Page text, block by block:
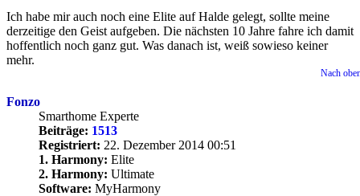
Ich habe mir auch noch eine Elite auf Halde gelegt, sollte meine
derzeitige den Geist aufgeben. Die nächsten 10 Jahre fahre ich damit
hoffentlich noch ganz gut. Was danach ist, weiß sowieso keiner
mehr.
Nach
Fonzo
Smarthome Experte
Beiträge: 1513
Registriert: 22. Dezember 2014 00:51
1. Harmony: Elite
2. Harmony: Ultimate
Software: MyHarmony